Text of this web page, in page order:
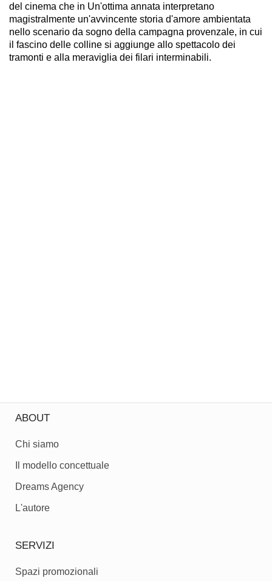
del cinema che in Un'ottima annata interpretano
magistralmente un'avvincente storia d'amore ambientata
nello scenario da sogno della campagna provenzale, in cui
il fascino delle colline si aggiunge allo spettacolo dei
tramonti e alla meraviglia dei filari interminabili.
ABOUT
Chi siamo
Il modello concettuale
Dreams Agency
L'autore
SERVIZI
Spazi promozionali